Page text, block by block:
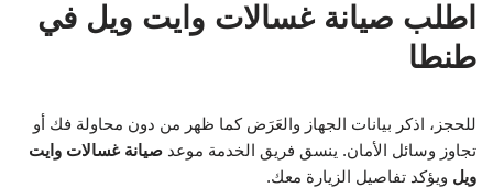
اطلب صيانة غسالات وايت ويل في
طنطا
للحجز، اذكر بيانات الجهاز والعَرَض كما ظهر من دون محاولة فك أو
تجاوز وسائل الأمان. ينسق فريق الخدمة موعد صيانة غسالات وايت
ويل ويؤكد تفاصيل الزيارة معك.